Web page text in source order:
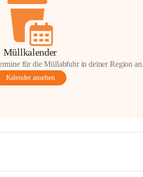
Müllkalender
für die Müllabfuhr in deiner Region
Kalender ansehen